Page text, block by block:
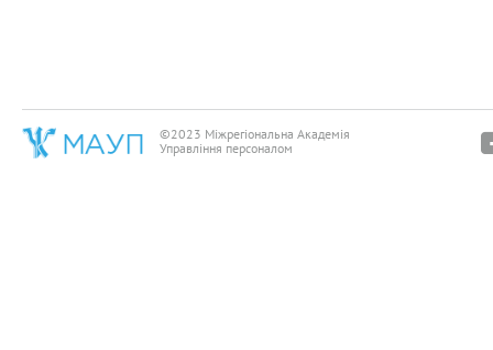
©2023 Міжрегіональна Академія
Управління персоналом